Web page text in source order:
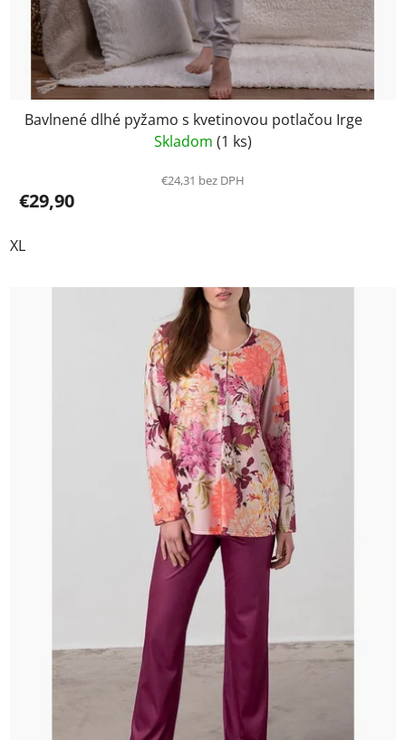
Bavlnené dlhé pyžamo s kvetinovou potlačou Irge
Skladom (1 ks)
€24,31 bez DPH
€29,90
XL